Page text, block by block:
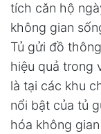
tích căn hộ
không gian
Tủ gửi đồ
hiệu quả trong
là tại các khu
nổi bật của tủ
hóa không